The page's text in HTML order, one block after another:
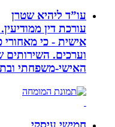
עו”ד ליהיא שטרן
עורכת דין ממודיעין.
אישית - כי מאחורי
וערכים. השירותים
האישי-משפחתי